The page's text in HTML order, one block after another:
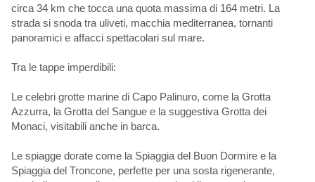
circa 34 km che tocca una quota massima di 164 metri. La
strada si snoda tra uliveti, macchia mediterranea, tornanti
panoramici e affacci spettacolari sul mare.
Tra le tappe imperdibili:
Le celebri grotte marine di Capo Palinuro, come la Grotta
Azzurra, la Grotta del Sangue e la suggestiva Grotta dei
Monaci, visitabili anche in barca.
Le spiagge dorate come la Spiaggia del Buon Dormire e la
Spiaggia del Troncone, perfette per una sosta rigenerante,